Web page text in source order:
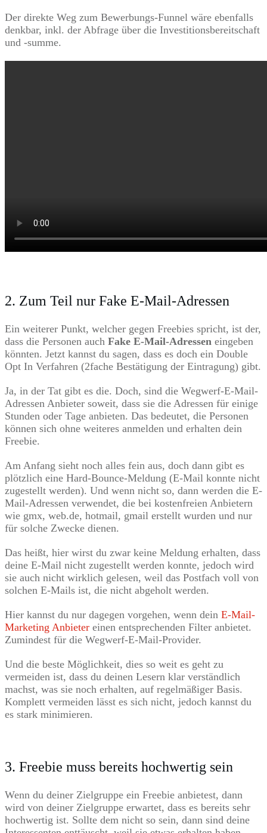
Der direkte Weg zum Bewerbungs-Funnel wäre ebenfalls
denkbar, inkl. der Abfrage über die Investitionsbereitschaft
und -summe.
2. Zum Teil nur Fake E-Mail-Adressen
Ein weiterer Punkt, welcher gegen Freebies spricht, ist der,
dass die Personen auch Fake E-Mail-Adressen eingeben
könnten. Jetzt kannst du sagen, dass es doch ein Double
Opt In Verfahren (2fache Bestätigung der Eintragung) gibt.
Ja, in der Tat gibt es die. Doch, sind die Wegwerf-E-Mail-
Adressen Anbieter soweit, dass sie die Adressen für einige
Stunden oder Tage anbieten. Das bedeutet, die Personen
können sich ohne weiteres anmelden und erhalten dein
Freebie.
Am Anfang sieht noch alles fein aus, doch dann gibt es
plötzlich eine Hard-Bounce-Meldung (E-Mail konnte nicht
zugestellt werden). Und wenn nicht so, dann werden die E-
Mail-Adressen verwendet, die bei kostenfreien Anbietern
wie gmx, web.de, hotmail, gmail erstellt wurden und nur
für solche Zwecke dienen.
Das heißt, hier wirst du zwar keine Meldung erhalten, dass
deine E-Mail nicht zugestellt werden konnte, jedoch wird
sie auch nicht wirklich gelesen, weil das Postfach voll von
solchen E-Mails ist, die nicht abgeholt werden.
Hier kannst du nur dagegen vorgehen, wenn dein E-Mail-
Marketing Anbieter einen entsprechenden Filter anbietet.
Zumindest für die Wegwerf-E-Mail-Provider.
Und die beste Möglichkeit, dies so weit es geht zu
vermeiden ist, dass du deinen Lesern klar verständlich
machst, was sie noch erhalten, auf regelmäßiger Basis.
Komplett vermeiden lässt es sich nicht, jedoch kannst du
es stark minimieren.
3. Freebie muss bereits hochwertig sein
Wenn du deiner Zielgruppe ein Freebie anbietest, dann
wird von deiner Zielgruppe erwartet, dass es bereits sehr
hochwertig ist. Sollte dem nicht so sein, dann sind deine